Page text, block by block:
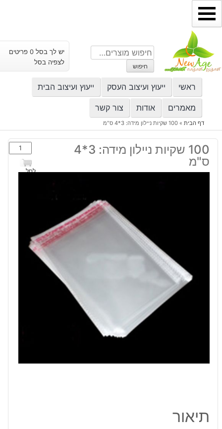
דילוג
לתוכן
חיפוש
עבור:
חיפוש
יש לך בסל 0 פריטים
לצפיה בסל
ראשי ייעוץ ועיצוב העסק ייעוץ ועיצוב הבית
מאמרים אודות צור קשר
דף הבית» 100 שקיות ניילון מידה: 3*4 ס"מ
100 שקיות ניילון מידה: 3*4
ס"מ
כמות
של
100
לסל
תיאור